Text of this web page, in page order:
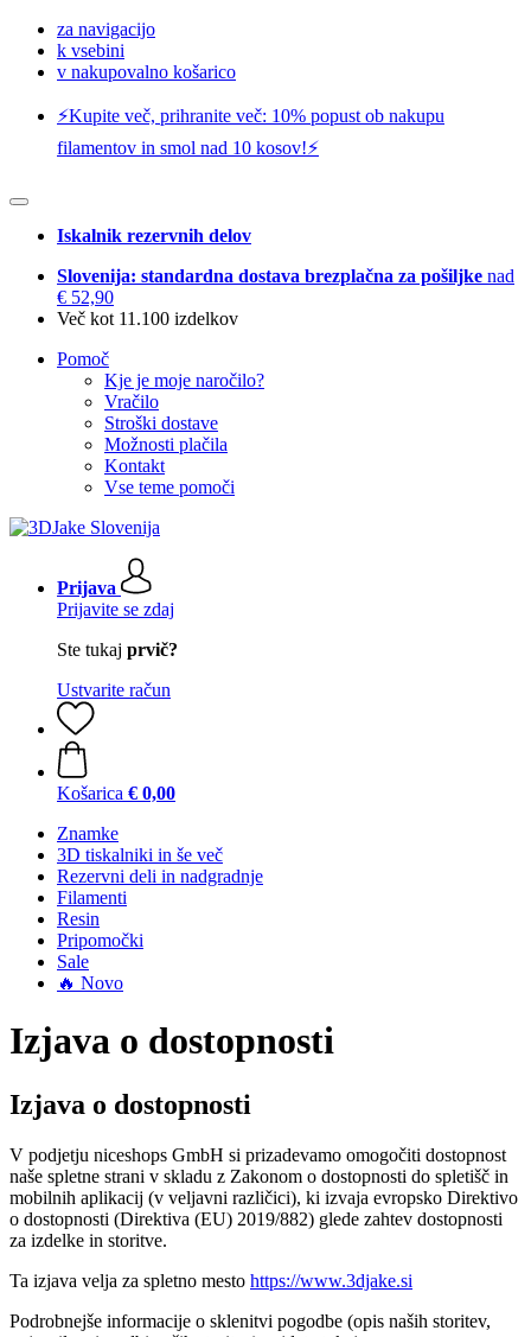
za navigacijo
k vsebini
v nakupovalno košarico
⚡️Kupite več, prihranite več: 10% popust ob nakupu
filamentov in smol nad 10 kosov!⚡️
Iskalnik rezervnih delov
Slovenija: standardna dostava brezplačna za pošiljke nad
€ 52,90
Več kot 11.100 izdelkov
Pomoč
Kje je moje naročilo?
Vračilo
Stroški dostave
Možnosti plačila
Kontakt
Vse teme pomoči
Prijava
Prijavite se zdaj
Ste tukaj prvič?
Ustvarite račun
Košarica € 0,00
Znamke
3D tiskalniki in še več
Rezervni deli in nadgradnje
Filamenti
Resin
Pripomočki
Sale
🔥 Novo
Izjava o dostopnosti
Izjava o dostopnosti
V podjetju niceshops GmbH si prizadevamo omogočiti dostopnost
naše spletne strani v skladu z Zakonom o dostopnosti do spletišč in
mobilnih aplikacij (v veljavni različici), ki izvaja evropsko Direktivo
o dostopnosti (Direktiva (EU) 2019/882) glede zahtev dostopnosti
za izdelke in storitve.
Ta izjava velja za spletno mesto https://www.3djake.si
Podrobnejše informacije o sklenitvi pogodbe (opis naših storitev,